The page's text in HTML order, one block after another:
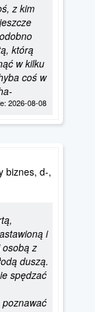
z kim
którą
w kilku
coś w
2026-08-08
biznes, d-,
i
osobą z
duszą.
spędzać